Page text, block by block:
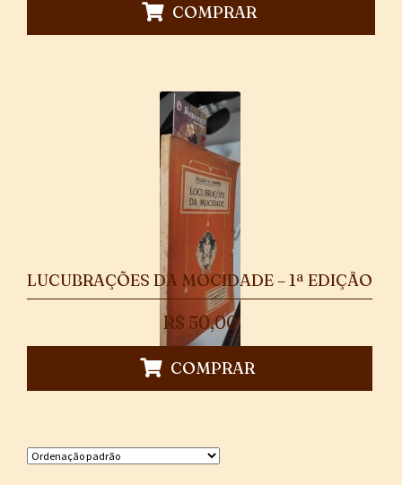
COMPRAR
LUCUBRAÇÕES DA MOCIDADE – 1ª EDIÇÃO
R$ 50,00
COMPRAR